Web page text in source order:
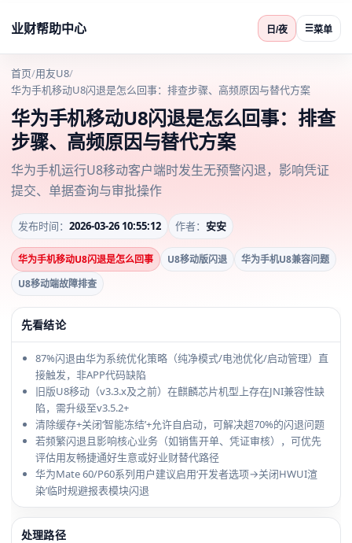
业财帮助中心 日/夜 ☰菜单
首页/用友U8/
华为手机移动U8闪退是怎么回事：排查步骤、高频原因与替代方案
华为手机移动U8闪退是怎么回事：排查
步骤、高频原因与替代方案
华为手机运行U8移动客户端时发生无预警闪退，影响凭证
提交、单据查询与审批操作
发布时间： 2026-03-26 10:55:12 作者： 安安
华为手机移动U8闪退是怎么回事 U8移动版闪退
华为手机U8兼容问题
U8移动端故障排查
先看结论
87%闪退由华为系统优化策略（纯净模式/电池优化/启动管理）直
接触发，非APP代码缺陷
旧版U8移动（v3.3.x及之前）在麒麟芯片机型上存在JNI兼容性缺
陷，需升级至v3.5.2+
清除缓存+关闭‘智能冻结’+允许自启动，可解决超70%的闪退问题
若频繁闪退且影响核心业务（如销售开单、凭证审核），可优先
评估用友畅捷通好生意或好业财替代路径
华为Mate 60/P60系列用户建议启用‘开发者选项→关闭HWUI渲
染’临时规避报表模块闪退
处理路径